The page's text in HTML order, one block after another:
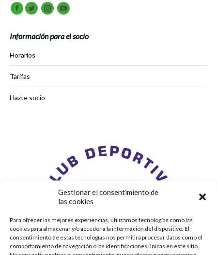
Gestionar el consentimiento de
las cookies
Para ofrecer las mejores experiencias, utilizamos tecnologías como las
cookies para almacenar y/o acceder a la información del dispositivo. El
consentimiento de estas tecnologías nos permitirá procesar datos como el
comportamiento de navegación o las identificaciones únicas en este sitio.
Encuéntranos en:
Facebook
TwitterInstagramYoutube
Información para el socio
Horarios
Tarifas
Hazte socio